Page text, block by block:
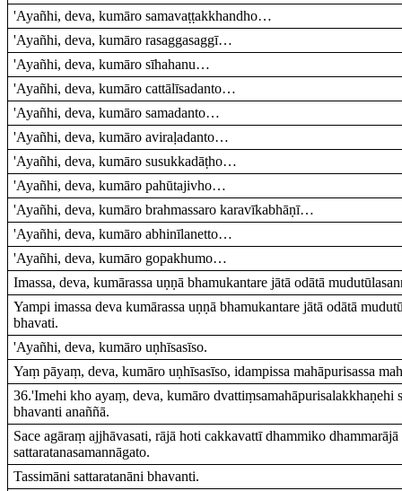
'Ayañhi, deva, kumāro samavaṭṭakkhandho…
'Ayañhi, deva, kumāro rasaggasaggī…
'Ayañhi, deva, kumāro sīhahanu…
'Ayañhi, deva, kumāro cattālīsadanto…
'Ayañhi, deva, kumāro samadanto…
'Ayañhi, deva, kumāro aviraḷadanto…
'Ayañhi, deva, kumāro susukkadāṭho…
'Ayañhi, deva, kumāro pahūtajivho…
'Ayañhi, deva, kumāro brahmassaro karavīkabhāṇī…
'Ayañhi, deva, kumāro abhinīlanetto…
'Ayañhi, deva, kumāro gopakhumo…
Imassa, deva, kumārassa uṇṇā bhamukantare jātā odātā
Yampi imassa deva kumārassa uṇṇā bhamukantare jātā odātā
bhavati.
'Ayañhi, deva, kumāro uṇhīsasīso.
Yaṃ pāyaṃ, deva, kumāro uṇhīsasīso, idampissa mahāpurisassa
36.'Imehi kho ayaṃ, deva, kumāro dvattiṃsamahāpurisalakkhaṇehi
bhavanti anaññā.
Sace agāraṃ ajjhāvasati, rājā hoti cakkavattī dhammiko
sattaratanasamannāgato.
Tassimāni sattaratanāni bhavanti.